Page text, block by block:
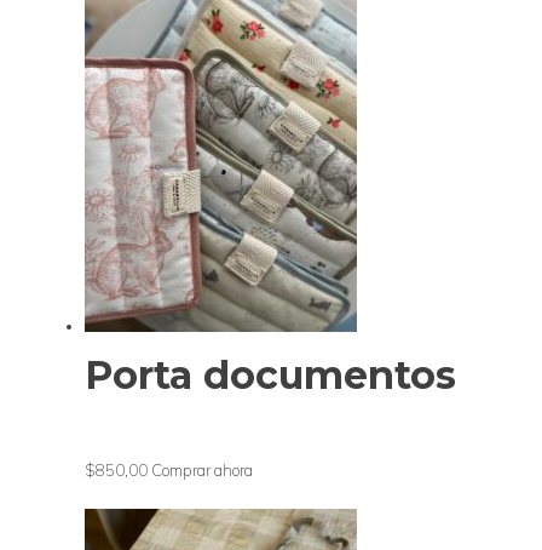
Porta documentos
$850,00 Comprar ahora